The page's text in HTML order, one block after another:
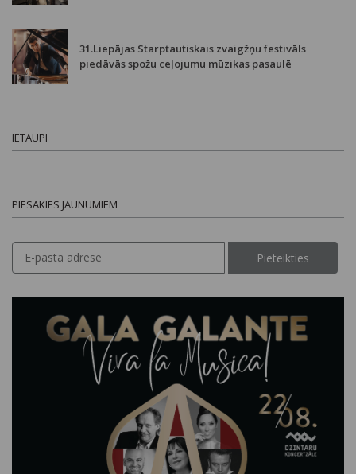
31.Liepājas Starptautiskais zvaigžņu festivāls
piedāvās spožu ceļojumu mūzikas pasaulē
IETAUPI
PIESAKIES JAUNUMIEM
Pieteikties